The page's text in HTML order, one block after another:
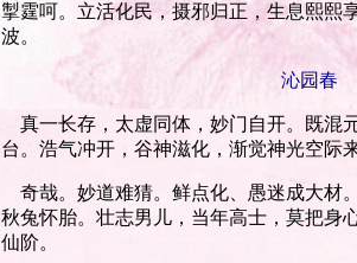
掣霆呵。立活化民，摄邪归正，生息熙熙
波。
沁园春
真一长存，太虚同体，妙门自开。既混
台。浩气冲开，谷神滋化，渐觉神光空际
奇哉。妙道难猜。鲜点化、愚迷成大材
秋兔怀胎。壮志男儿，当年高士，莫把身
仙阶。